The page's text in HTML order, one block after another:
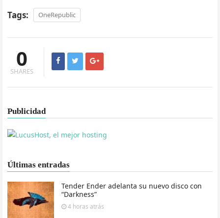
Tags: OneRepublic
0
SHARES
Publicidad
Últimas entradas
Tender Ender adelanta su nuevo disco con
“Darkness”
4 horas atrás